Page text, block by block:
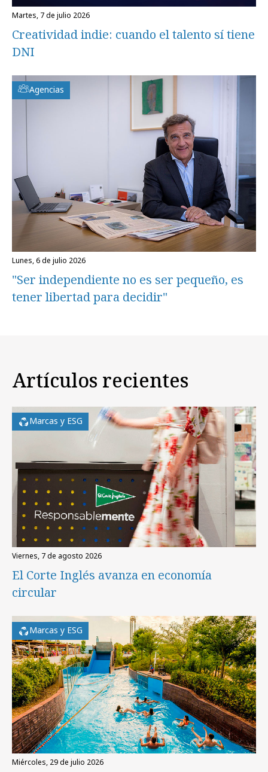
martes, 7 de julio 2026
Creatividad indie: cuando el talento sí tiene
DNI
Agencias
lunes, 6 de julio 2026
"Ser independiente no es ser pequeño, es
tener libertad para decidir"
Artículos recientes
Marcas y ESG
viernes, 7 de agosto 2026
El Corte Inglés avanza en economía
circular
Marcas y ESG
miércoles, 29 de julio 2026